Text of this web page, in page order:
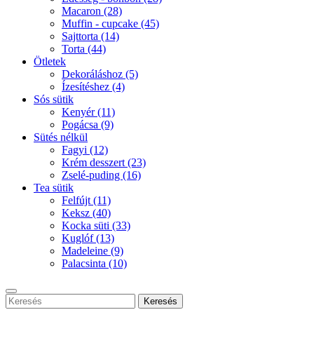
Macaron (28)
Muffin - cupcake (45)
Sajttorta (14)
Torta (44)
Ötletek
Dekoráláshoz (5)
Ízesítéshez (4)
Sós sütik
Kenyér(11)
Pogácsa (9)
Sütés nélkül
Fagyi (12)
Krém desszert (23)
Zselé-puding (16)
Tea sütik
Felfújt (11)
Keksz (40)
Kocka süti (33)
Kuglóf(13)
Madeleine (9)
Palacsinta (10)
Keresés